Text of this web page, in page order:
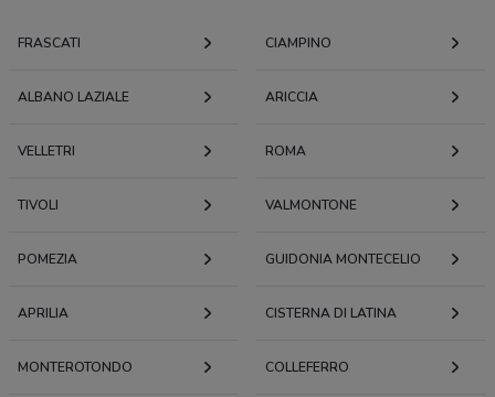
FRASCATI CIAMPINO
ALBANO LAZIALE ARICCIA
VELLETRI ROMA
TIVOLI VALMONTONE
POMEZIA GUIDONIA MONTECELIO
APRILIA CISTERNA DI LATINA
MONTEROTONDO COLLEFERRO